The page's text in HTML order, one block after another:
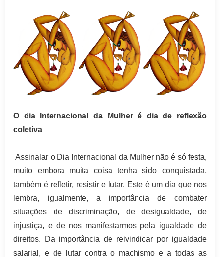
O dia Internacional da Mulher é dia de reflexão
coletiva
Assinalar o Dia Internacional da Mulher não é só festa,
muito embora muita coisa tenha sido conquistada,
também é refletir, resistir e lutar. Este é um dia que nos
lembra, igualmente, a importância de combater
situações de discriminação, de desigualdade, de
injustiça, e de nos manifestarmos pela igualdade de
direitos. Da importância de reivindicar por igualdade
salarial, e de lutar contra o machismo e a todas as